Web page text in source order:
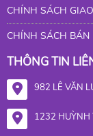
CHÍNH SÁCH
CHÍNH SÁCH BÁN
THÔNG TIN
982 LÊ VĂN
1232 HUỲNH